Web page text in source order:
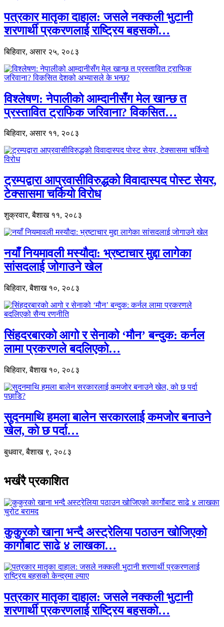
पत्रकार मातृका दाहाल: जसले नक्कली भुटानी
शरणार्थी प्रकरणलाई राष्ट्रिय बहसको…
बिहिवार, असार २५, २०८३
विश्लेषण: नेपालीको आम्दानीसँग मेल खान्छ त
प्रस्तावित ट्राफिक जरिवाना? विकसित…
बिहिवार, असार ११, २०८३
ट्रम्पद्वारा आप्रवासीविरुद्धको विवादास्पद पोस्ट सेयर,
टेक्सासमा चर्कियो विरोध
शुक्रवार, बैशाख ११, २०८३
नयाँ नियमावली मस्यौदा: भ्रष्टाचार मुद्दा लागेका
सांसदलाई जोगाउने खेल
बिहिवार, बैशाख १०, २०८३
सिंहदरबारको आगो र सेनाको ‘मौन’ बन्दुक: कर्नल
लामा प्रकरणले बदलिएको…
बिहिवार, बैशाख १०, २०८३
सुदनमाथि हमला बालेन सरकारलाई कमजोर बनाउने
खेल, को छ पर्दा…
बुधवार, बैशाख ९, २०८३
भर्खरै प्रकाशित
कुकुरको खाना भन्दै अस्ट्रेलिया पठाउन खोजिएको
कार्गोबाट साढे ४ लाखका…
पत्रकार मातृका दाहाल: जसले नक्कली भुटानी
शरणार्थी प्रकरणलाई राष्ट्रिय बहसको…